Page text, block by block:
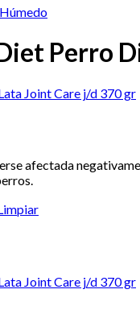
Húmedo
Perro
afectada